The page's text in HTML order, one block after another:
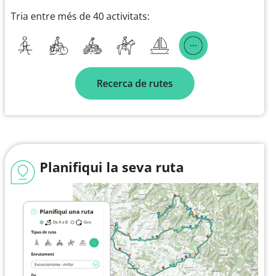
Tria entre més de 40 activitats:
Recerca de rutes
Planifiqui la seva ruta